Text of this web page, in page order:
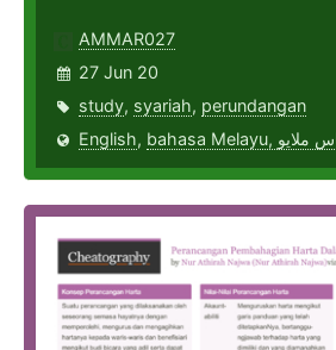
AMMAR027
27 Jun 20
study, syariah, perundangan
English,